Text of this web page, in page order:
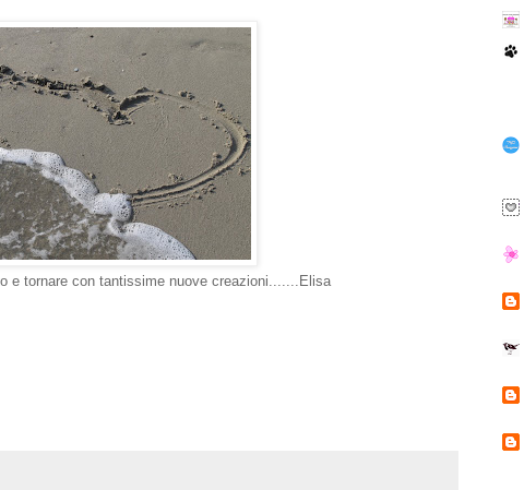
e tornare con tantissime nuove creazioni.......Elisa